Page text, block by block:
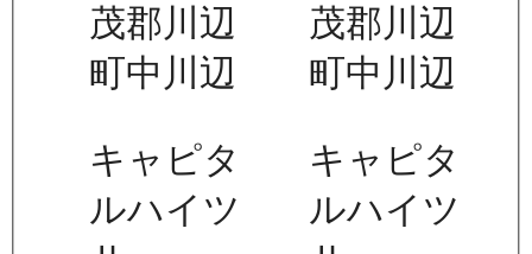
茂郡川辺
町中川辺
キャピタ
ルハイツ
茂郡川辺
町中川辺
キャピタ
ルハイツ